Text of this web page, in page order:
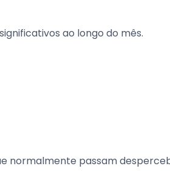
ao longo do mês.
normalmente passam